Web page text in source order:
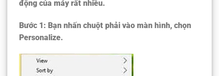
động của máy rất nhiều.
Bước 1: Bạn nhấn chuột phải vào màn hình, chọn
Personalize.